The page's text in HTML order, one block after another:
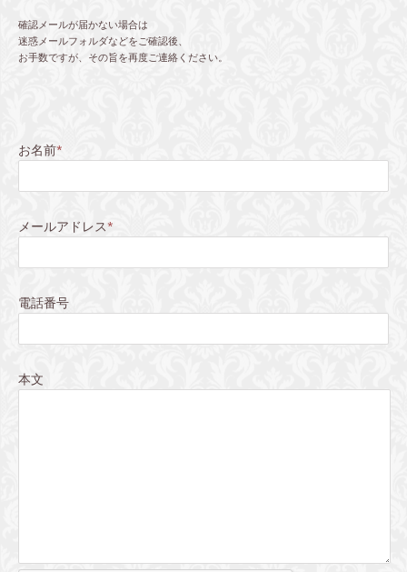
確認メールが届かない場合は
迷惑メールフォルダなどをご確認後、
お手数ですが、その旨を再度ご連絡ください。
お名前*
メールアドレス*
電話番号
本文